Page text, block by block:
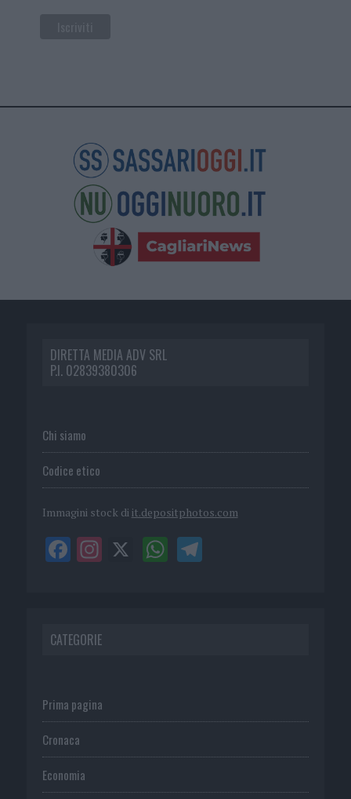
DIRETTA MEDIA ADV SRL
P.I. 02839380306
Chi siamo
Codice etico
Immagini stock di it.depositphotos.com
CATEGORIE
Prima pagina
Cronaca
Economia